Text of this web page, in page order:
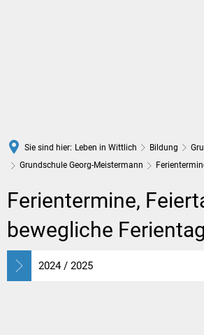
Sie sind hier: Leben in Wittlich Bildung
Grundschule Georg-Meistermann
Ferientermine
Ferientermine,
bewegliche
2024 / 2025